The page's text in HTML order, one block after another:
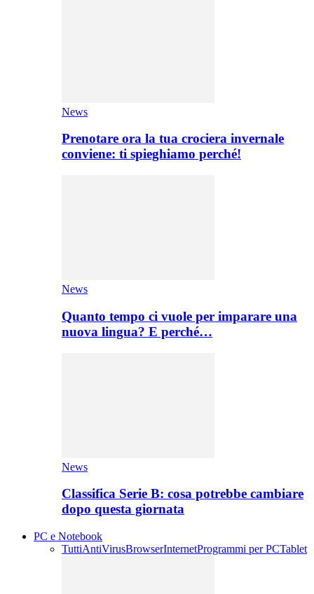
News
Prenotare ora la tua crociera invernale
conviene: ti spieghiamo perché!
News
Quanto tempo ci vuole per imparare una
nuova lingua? E perché…
News
Classifica Serie B: cosa potrebbe cambiare
dopo questa giornata
PC e Notebook
TuttiAntiVirusBrowserInternetProgrammi per PCTablet